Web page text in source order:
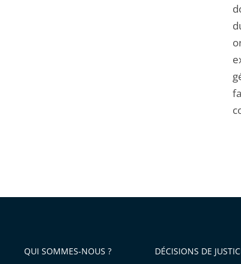
QUI SOMMES-NOUS ? DÉCISIONS DE